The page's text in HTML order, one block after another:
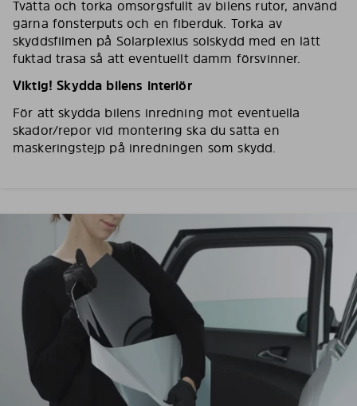
Tvätta och torka omsorgsfullt av bilens rutor, använd
gärna fönsterputs och en fiberduk. Torka av
skyddsfilmen på Solarplexius solskydd med en lätt
fuktad trasa så att eventuellt damm försvinner.
Viktig! Skydda bilens interiör
För att skydda bilens inredning mot eventuella
skador/repor vid montering ska du sätta en
maskeringstejp på inredningen som skydd.